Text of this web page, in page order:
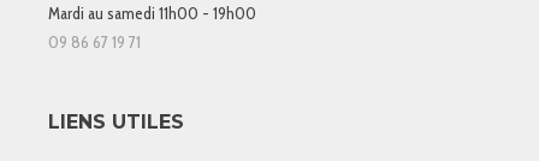
Mardi au samedi 11h00 - 19h00
09 86 67 19 71
LIENS UTILES